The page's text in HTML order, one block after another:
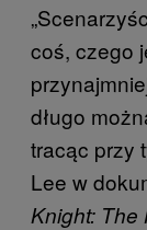
coś, czego
długo
tracąc przy
Lee w
Knight: The